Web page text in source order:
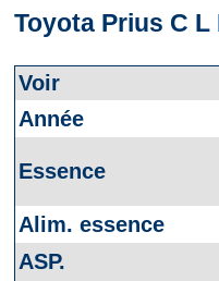
Toyota Prius C L